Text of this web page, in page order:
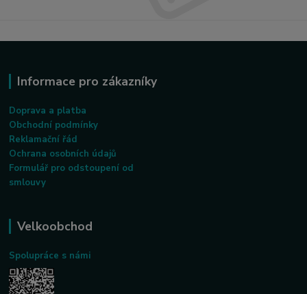
Informace pro zákazníky
Doprava a platba
Obchodní podmínky
Reklamační řád
Ochrana osobních údajů
Formulář pro odstoupení od
smlouvy
Velkoobchod
Spolupráce s námi